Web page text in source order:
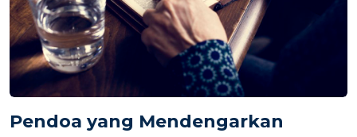
Pendoa yang Mendengarkan